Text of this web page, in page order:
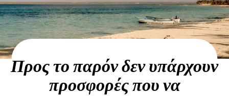
Προς το παρόν δεν υπάρχουν
προσφορές που να